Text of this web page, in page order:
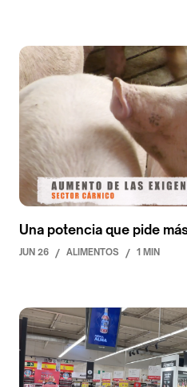
Una potencia que pide
JUN 26 / ALIMENTOS / 1 MIN